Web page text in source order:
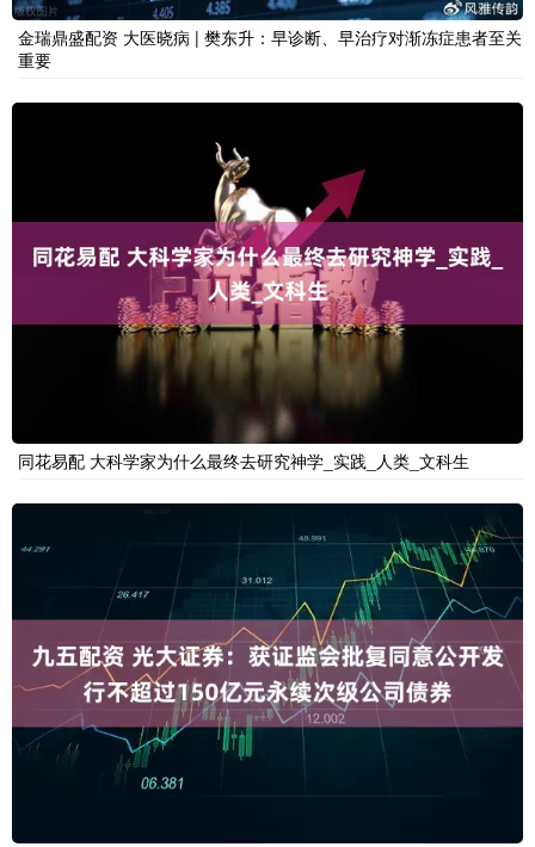
金瑞鼎盛配资 大医晓病 | 樊东升：早诊断、早治疗对渐冻症患者至关
重要
同花易配 大科学家为什么最终去研究神学_实践_人类_文科生